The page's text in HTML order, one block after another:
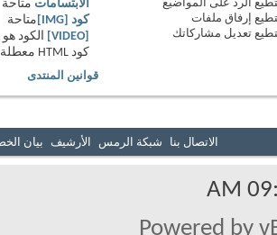
الرد على المواضيع
إرفاق ملفات
تعديل مشاركاتك
الابتسامات متاحة
كود [IMG]
متاحة
[VIDEO]
الكود هو
كود HTML
معطلة
قوانين المنتدى
الاتصال بنا شبكة الرمس الأرشيف بيان
Powered by